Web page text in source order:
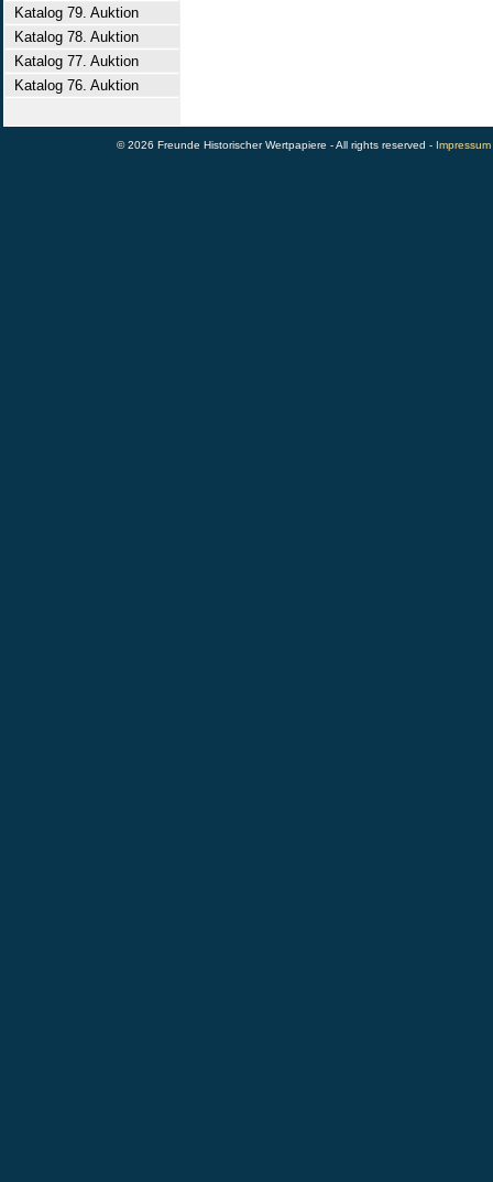
Katalog 79. Auktion
Katalog 78. Auktion
Katalog 77. Auktion
Katalog 76. Auktion
© 2026 Freunde Historischer Wertpapiere - All rights reserved - Impressum